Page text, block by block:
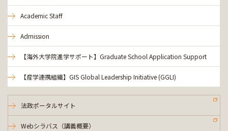
Academic Staff
Admission
【海外大学院進学サポート】Graduate School Application Support
【産学連携組織】GIS Global Leadership Initiative (GGLI)
法政ポータルサイト
Webシラバス（講義概要）